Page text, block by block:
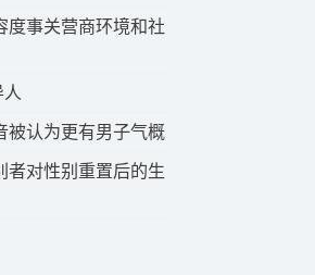
度事关营商环境和社
被认为更有男子气概
者对性别重置后的生